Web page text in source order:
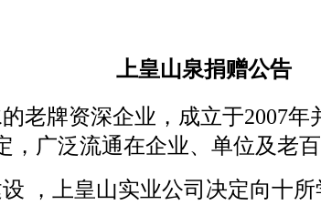
上皇山泉捐赠公告
老牌资深企业，成立于2007年
广泛流通在企业、单位及老
，上皇山实业公司决定向十